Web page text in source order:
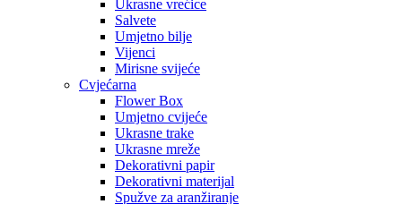
Ukrasne vrećice
Salvete
Umjetno bilje
Vijenci
Mirisne svijeće
Cvjećarna
Flower Box
Umjetno cvijeće
Ukrasne trake
Ukrasne mreže
Dekorativni papir
Dekorativni materijal
Spužve za aranžiranje